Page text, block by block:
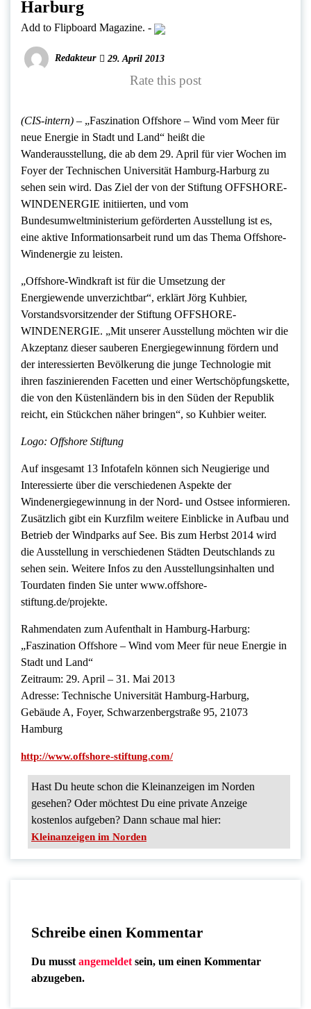
Harburg
Add to Flipboard Magazine. -
Redakteur 29. April 2013
Rate this post
(CIS-intern) – „Faszination Offshore – Wind vom Meer für
neue Energie in Stadt und Land“ heißt die
Wanderausstellung, die ab dem 29. April für vier Wochen im
Foyer der Technischen Universität Hamburg-Harburg zu
sehen sein wird. Das Ziel der von der Stiftung OFFSHORE-
WINDENERGIE initiierten, und vom
Bundesumweltministerium geförderten Ausstellung ist es,
eine aktive Informationsarbeit rund um das Thema Offshore-
Windenergie zu leisten.
„Offshore-Windkraft ist für die Umsetzung der
Energiewende unverzichtbar“, erklärt Jörg Kuhbier,
Vorstandsvorsitzender der Stiftung OFFSHORE-
WINDENERGIE. „Mit unserer Ausstellung möchten wir die
Akzeptanz dieser sauberen Energiegewinnung fördern und
der interessierten Bevölkerung die junge Technologie mit
ihren faszinierenden Facetten und einer Wertschöpfungskette,
die von den Küstenländern bis in den Süden der Republik
reicht, ein Stückchen näher bringen“, so Kuhbier weiter.
Logo: Offshore Stiftung
Auf insgesamt 13 Infotafeln können sich Neugierige und
Interessierte über die verschiedenen Aspekte der
Windenergiegewinnung in der Nord- und Ostsee informieren.
Zusätzlich gibt ein Kurzfilm weitere Einblicke in Aufbau und
Betrieb der Windparks auf See. Bis zum Herbst 2014 wird
die Ausstellung in verschiedenen Städten Deutschlands zu
sehen sein. Weitere Infos zu den Ausstellungsinhalten und
Tourdaten finden Sie unter www.offshore-
stiftung.de/projekte.
Rahmendaten zum Aufenthalt in Hamburg-Harburg:
„Faszination Offshore – Wind vom Meer für neue Energie in
Stadt und Land“
Zeitraum: 29. April – 31. Mai 2013
Adresse: Technische Universität Hamburg-Harburg,
Gebäude A, Foyer, Schwarzenbergstraße 95, 21073
Hamburg
http://www.offshore-stiftung.com/
Hast Du heute schon die Kleinanzeigen im Norden
gesehen? Oder möchtest Du eine private Anzeige
kostenlos aufgeben? Dann schaue mal hier:
Kleinanzeigen im Norden
Schreibe einen Kommentar
Du musst angemeldet sein, um einen Kommentar
abzugeben.